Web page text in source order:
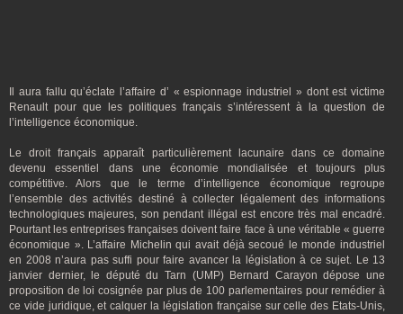
Il aura fallu qu’éclate l’affaire d’ « espionnage industriel » dont est victime
Renault pour que les politiques français s’intéressent à la question de
l’intelligence économique.
Le droit français apparaît particulièrement lacunaire dans ce domaine
devenu essentiel dans une économie mondialisée et toujours plus
compétitive. Alors que le terme d’intelligence économique regroupe
l’ensemble des activités destiné à collecter légalement des informations
technologiques majeures, son pendant illégal est encore très mal encadré.
Pourtant les entreprises françaises doivent faire face à une véritable « guerre
économique ». L’affaire Michelin qui avait déjà secoué le monde industriel
en 2008 n’aura pas suffi pour faire avancer la législation à ce sujet. Le 13
janvier dernier, le député du Tarn (UMP) Bernard Carayon dépose une
proposition de loi cosignée par plus de 100 parlementaires pour remédier à
ce vide juridique, et calquer la législation française sur celle des Etats-Unis,